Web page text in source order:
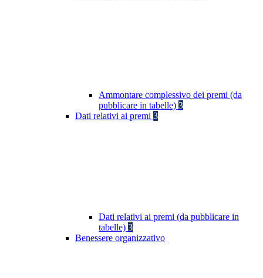
Ammontare complessivo dei premi (da
pubblicare in tabelle) 3
Dati relativi ai premi 3
Dati relativi ai premi (da pubblicare in
tabelle) 3
Benessere organizzativo